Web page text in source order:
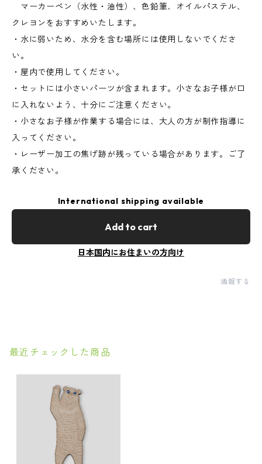
マーカーペン（水性・油性）、色鉛筆、オイルパステル、
クレヨンをおすすめいたします。
・水に弱いため、水分を含む場所には使用しないでくださ
い。
・屋内で使用してください。
・セットには小さいパーツが含まれます。小さなお子様が口
に入れないよう、十分にご注意ください。
・小さなお子様が作業する場合には、大人の方が制作指導に
入ってください。
・レーザー加工の焦げ跡が残っている場合があります。ご了
承ください。
International shipping available
Add to cart
日本国内にお住まいの方向け
通報する
最近チェックした商品